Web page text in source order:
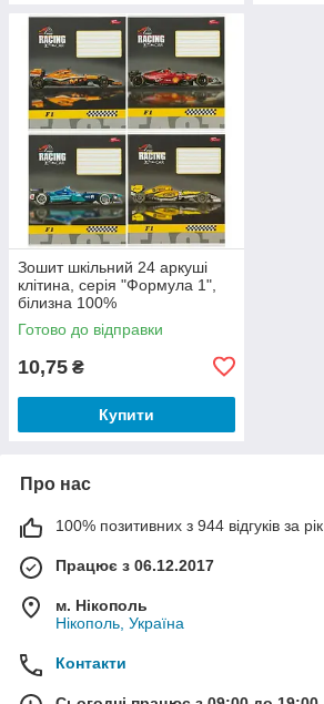
Зошит шкільний 24 аркуші
клітина, серія "Формула 1",
білизна 100%
Готово до відправки
10,75 ₴
Купити
Про нас
100% позитивних з 944 відгуків за рік
Працює з 06.12.2017
м. Нікополь
Нікополь, Україна
Контакти